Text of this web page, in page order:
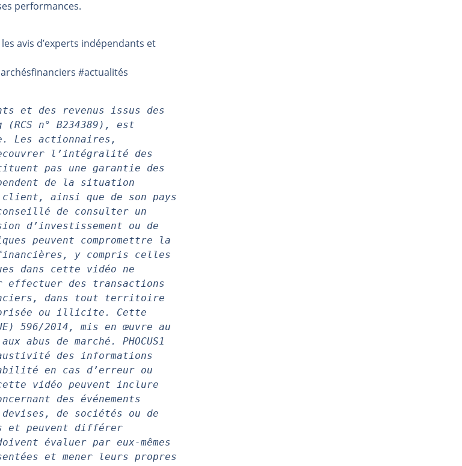
| par Louis-Antoine Michelet
CAC
? | par Louis-Antoine Michelet
performances.
avis d’experts indépendants et
#actualités
et des revenus issus des
(RCS n° B234389), est
Les actionnaires,
l’intégralité des
pas une garantie des
de la situation
ainsi que de son pays
de consulter un
d’investissement ou de
peuvent compromettre la
y compris celles
dans cette vidéo ne
des transactions
dans tout territoire
ou illicite. Cette
596/2014, mis en œuvre au
abus de marché. PHOCUS1
des informations
en cas d’erreur ou
vidéo peuvent inclure
des événements
de sociétés ou de
et peuvent différer
évaluer par eux-mêmes
et mener leurs propres